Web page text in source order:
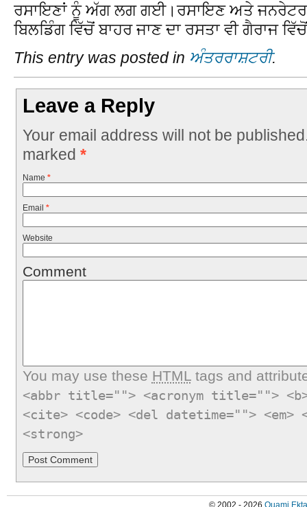
ਰਸਾਇਣਾਂ ਨੂੰ ਅੱਗ ਲਗ ਗਈ।ਰਸਾਇਣ ਅਤੇ ਜਨਰੇਟਰ
ਬਿਲਡਿੰਗ ਵਿੱਚੋਂ ਬਾਹਰ ਜਾਣ ਦਾ ਰਸਤਾ ਵੀ ਗੈਰਾਜ
This entry was posted in ਅੰਤਰਰਾਸ਼ਟਰੀ.
Leave a Reply
Your email address will not be
marked *
Name *
Email *
Website
Comment
You may use these HTMLtags and
<abbr title=""> <acronym title="">
<cite> <code> <del datetime="">
<strong>
© 2002 - 2026 Quami